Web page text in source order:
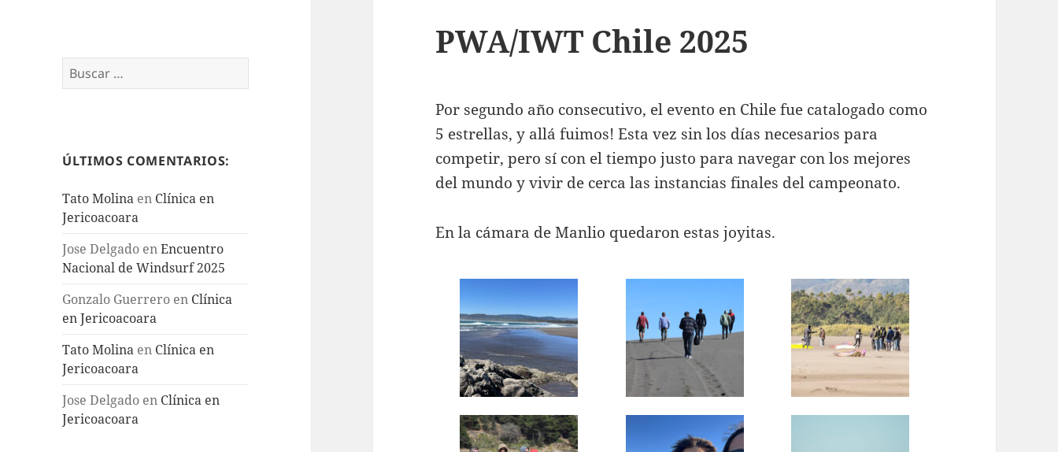
Buscar:
ÚLTIMOS COMENTARIOS:
Tato Molina en Clínica en
Jericoacoara
Jose Delgado enEncuentro
Nacional de Windsurf 2025
Gonzalo Guerrero en Clínica
en Jericoacoara
Tato Molina en Clínica en
Jericoacoara
Jose Delgado en Clínica en
Jericoacoara
PWA/IWT Chile 2025
Por segundo año consecutivo, el evento en Chile fue catalogado como
5 estrellas, y allá fuimos! Esta vez sin los días necesarios para
competir, pero sí con el tiempo justo para navegar con los mejores
del mundo y vivir de cerca las instancias finales del campeonato.
En la cámara de Manlio quedaron estas joyitas.